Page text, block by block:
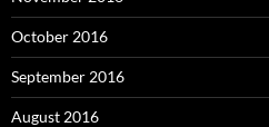
October 2016
September 2016
August 2016